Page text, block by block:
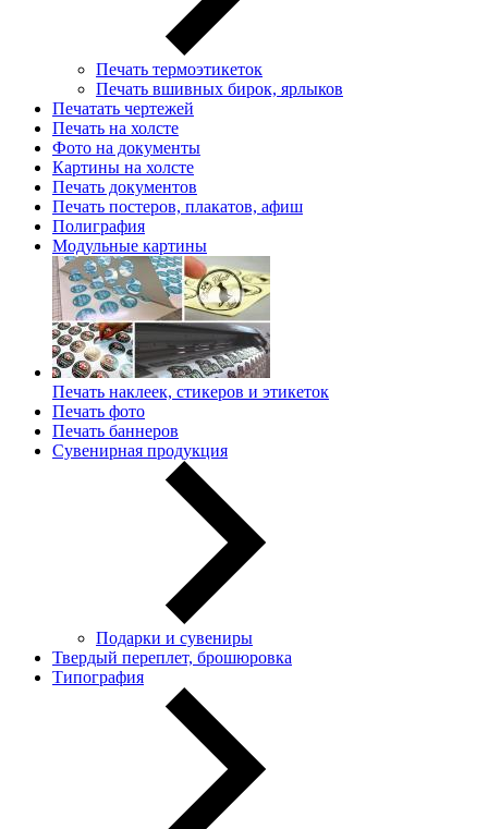
Печать термоэтикеток
Печать вшивных бирок, ярлыков
Печатать чертежей
Печать на холсте
Фото на документы
Картины на холсте
Печать документов
Печать постеров, плакатов, афиш
Полиграфия
Модульные картины
Печать наклеек, стикеров и этикеток
Печать фото
Печать баннеров
Сувенирная продукция
Подарки и сувениры
Твердый переплет, брошюровка
Типография